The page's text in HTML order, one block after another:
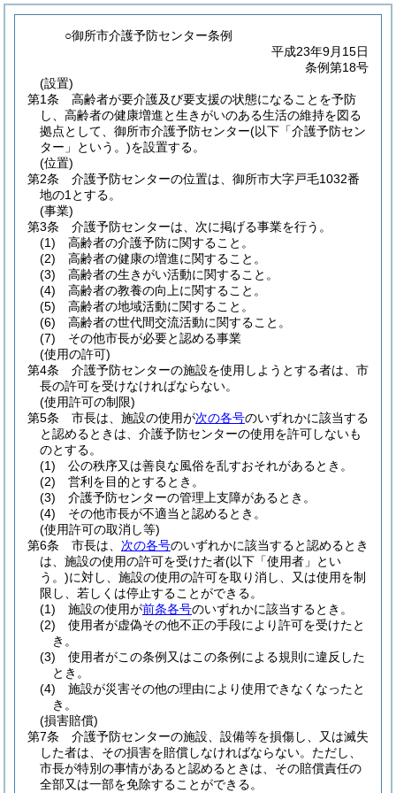
○御所市介護予防センター条例
平成23年9月15日
条例第18号
(設置)
第1条
高齢者が要介護及び要支援の状態になることを予防
し、高齢者の健康増進と生きがいのある生活の維持を図る
拠点として、御所市介護予防センター(以下「介護予防セン
ター」という。)を設置する。
(位置)
第2条
介護予防センターの位置は、御所市大字戸毛1032番
地の1とする。
(事業)
第3条
介護予防センターは、次に掲げる事業を行う。
(1)
高齢者の介護予防に関すること。
(2)
高齢者の健康の増進に関すること。
(3)
高齢者の生きがい活動に関すること。
(4)
高齢者の教養の向上に関すること。
(5)
高齢者の地域活動に関すること。
(6)
高齢者の世代間交流活動に関すること。
(7)
その他市長が必要と認める事業
(使用の許可)
第4条
介護予防センターの施設を使用しようとする者は、市
長の許可を受けなければならない。
(使用許可の制限)
第5条
市長は、施設の使用が次の各号のいずれかに該当する
と認めるときは、介護予防センターの使用を許可しないも
のとする。
(1)
公の秩序又は善良な風俗を乱すおそれがあるとき。
(2)
営利を目的とするとき。
(3)
介護予防センターの管理上支障があるとき。
(4)
その他市長が不適当と認めるとき。
(使用許可の取消し等)
第6条
市長は、 次の各号のいずれかに該当すると認めるとき
は、施設の使用の許可を受けた者(以下「使用者」とい
う。)に対し、施設の使用の許可を取り消し、又は使用を制
限し、若しくは停止することができる。
(1)
施設の使用が前条各号のいずれかに該当するとき。
(2)
使用者が虚偽その他不正の手段により許可を受けたと
き。
(3)
使用者がこの条例又はこの条例による規則に違反した
とき。
(4)
施設が災害その他の理由により使用できなくなったと
き。
(損害賠償)
第7条
介護予防センターの施設、設備等を損傷し、又は滅失
した者は、その損害を賠償しなければならない。 ただし、
市長が特別の事情があると認めるときは、その賠償責任の
全部又は一部を免除することができる。